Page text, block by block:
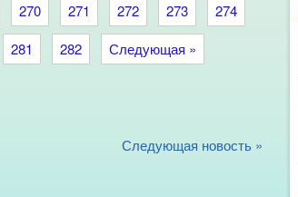
270 271 272 273
274
281 282 Следующая »
Следующая новость »